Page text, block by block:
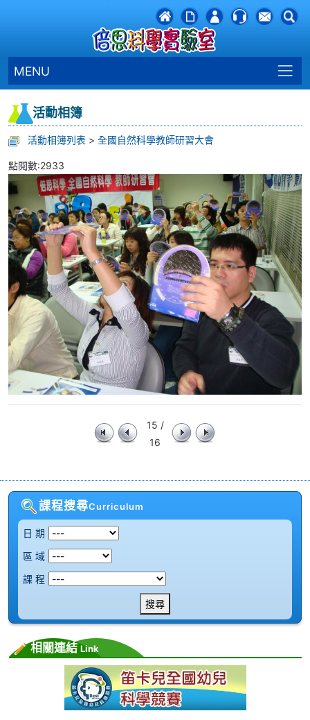
MENU
活動相簿
活動相簿列表 > 全國自然科學教師研習大會
點閱數:2933
15 /
16
課程搜尋Curriculum
日 期
區 域
課 程
搜尋
相關連結Link